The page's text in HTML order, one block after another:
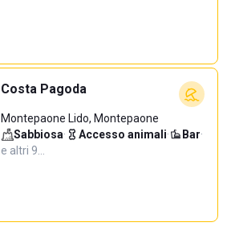
Costa Pagoda
Montepaone Lido, Montepaone
Sabbiosa· Accesso animali· Bar·
e altri 9…